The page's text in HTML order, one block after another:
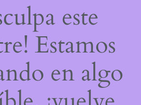
este
Estamos
en algo